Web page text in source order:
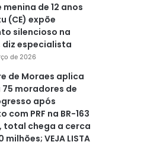
de 12 anos
(CE) expõe
silencioso na
diz especialista
de 2026
de Moraes aplica
moradores de
após
com PRF na BR-163
total chega a cerca
milhões; VEJA LISTA